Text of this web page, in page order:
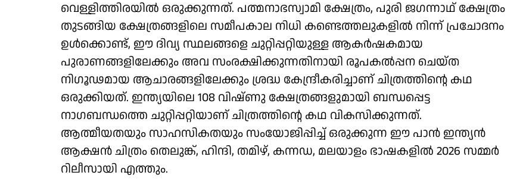
വെള്ളിത്തിരയിൽ ഒരുക്കുന്നത്. പത്മനാഭസ്വാമി ക്ഷേത്രം, പുരി ജഗന്നാഥ് ക്ഷേത്രം
തുടങ്ങിയ ക്ഷേത്രങ്ങളിലെ സമീപകാല നിധി കണ്ടെത്തലുകളിൽ നിന്ന് പ്രചോദനം
ഉൾക്കൊണ്ട്, ഈ ദിവ്യ സ്ഥലങ്ങളെ ചുറ്റിപ്പറ്റിയുള്ള ആകർഷകമായ
പുരാണങ്ങളിലേക്കും അവ സംരക്ഷിക്കുന്നതിനായി രൂപകൽപ്പന ചെയ്ത
നിഗൂഢമായ ആചാരങ്ങളിലേക്കും ശ്രദ്ധ കേന്ദ്രീകരിച്ചാണ് ചിത്രത്തിന്റെ കഥ
ഒരുക്കിയത്. ഇന്ത്യയിലെ 108 വിഷ്ണു ക്ഷേത്രങ്ങളുമായി ബന്ധപ്പെട്ട
നാഗബന്ധത്തെ ചുറ്റിപ്പറ്റിയാണ് ചിത്രത്തിന്റെ കഥ വികസിക്കുന്നത്.
ആത്മീയതയും സാഹസികതയും സംയോജിപ്പിച്ച് ഒരുക്കുന്ന ഈ പാൻ ഇന്ത്യൻ
ആക്ഷൻ ചിത്രം തെലുങ്ക്, ഹിന്ദി, തമിഴ്, കന്നഡ, മലയാളം ഭാഷകളിൽ 2026 സമ്മർ
റിലീസായി എത്തും.